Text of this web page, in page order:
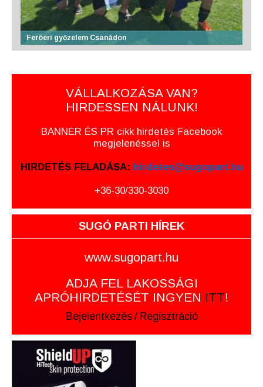
Feröeri győzelem Csanádon
VÁLLALKOZÁSA VAN?
HIRDESSEN NÁLUNK!
BANNER ÉS PR cikk hirdetés Facebook
megjelenéssel is
HIRDETÉS FELADÁSA: hirdetes@sugopart.hu
+36-30/330-3030
SUGÓ PARTI HÍREK
www.sugopart.hu
ADJA FEL LAKOSSÁGI
APRÓHIRDETÉSÉT INGYEN ITT!
Bejelentkezés / Regisztráció